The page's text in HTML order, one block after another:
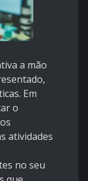
a mão
Em
o
atividades
no seu